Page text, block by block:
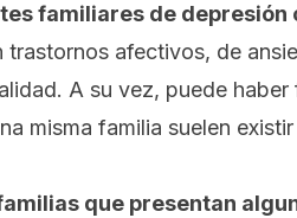
familiares de depresión
trastornos afectivos, de
A su vez, puede haber
misma familia suelen
que presentan